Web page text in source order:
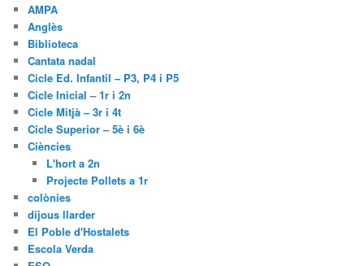
AMPA
Anglès
Biblioteca
Cantata nadal
Cicle Ed. Infantil – P3, P4 i P5
Cicle Inicial – 1r i 2n
Cicle Mitjà – 3r i 4t
Cicle Superior – 5è i 6è
Ciències
L'hort a 2n
Projecte Pollets a 1r
colònies
dijous llarder
El Poble d'Hostalets
Escola Verda